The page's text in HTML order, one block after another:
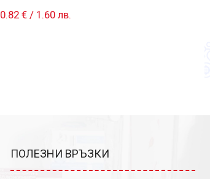
0.82 €/ 1.60 лв.
ПОЛЕЗНИ ВРЪЗКИ